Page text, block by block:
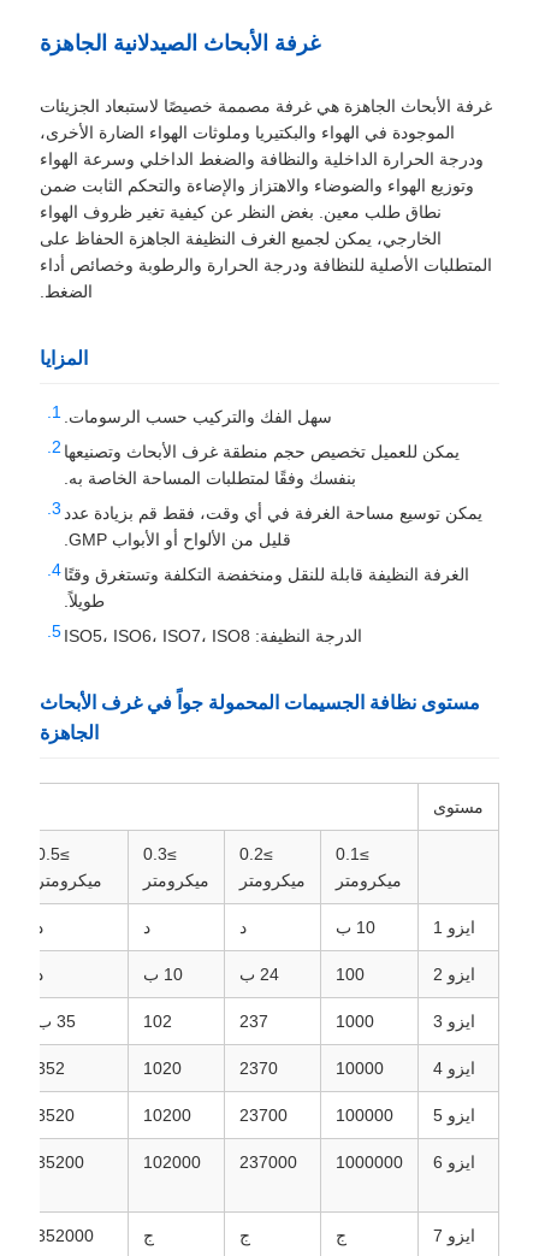
غرفة الأبحاث الصيدلانية الجاهزة
غرفة الأبحاث الجاهزة هي غرفة مصممة خصيصًا لاستبعاد الجزيئات
الموجودة في الهواء والبكتيريا وملوثات الهواء الضارة الأخرى،
ودرجة الحرارة الداخلية والنظافة والضغط الداخلي وسرعة الهواء
وتوزيع الهواء والضوضاء والاهتزاز والإضاءة والتحكم الثابت ضمن
نطاق طلب معين. بغض النظر عن كيفية تغير ظروف الهواء
الخارجي، يمكن لجميع الغرف النظيفة الجاهزة الحفاظ على
المتطلبات الأصلية للنظافة ودرجة الحرارة والرطوبة وخصائص أداء
الضغط.
المزايا
سهل الفك والتركيب حسب الرسومات.
يمكن للعميل تخصيص حجم منطقة غرف الأبحاث وتصنيعها
بنفسك وفقًا لمتطلبات المساحة الخاصة به.
يمكن توسيع مساحة الغرفة في أي وقت، فقط قم بزيادة عدد
قليل من الألواح أو الأبواب GMP.
الغرفة النظيفة قابلة للنقل ومنخفضة التكلفة وتستغرق وقتًا
طويلاً.
الدرجة النظيفة: ISO5، ISO6، ISO7، ISO8
مستوى نظافة الجسيمات المحمولة جواً في غرف الأبحاث
الجاهزة
مستوى
≥0.1
ميكرومتر
≥0.2
ميكرومتر
≥0.3
ميكرومتر
≥0.5
ميكرومتر
ايزو 1 10 ب د د د
ايزو 2 100 24 ب 10 ب د
ايزو 3 1000
237
102 35 ب
ايزو 4 10000
2370
1020
352
ايزو 5 100000
23700
10200
3520
ايزو 6 1000000
237000
102000
35200
ايزو 7 ج ج ج 352000